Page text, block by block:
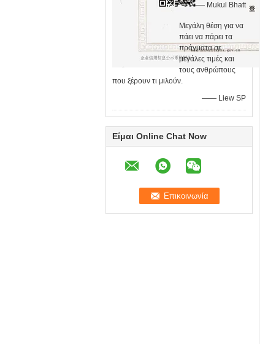
—— Mukul Bhatt
Μεγάλη θέση για να
πάει να πάρει τα
πράγματα σε
μεγάλες τιμές και
τους ανθρώπους
που ξέρουν τι μιλούν.
—— Liew SP
Είμαι Online Chat Now